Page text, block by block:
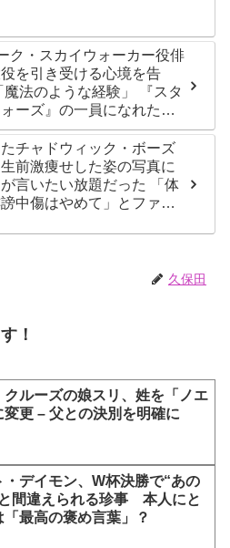
ク・スカイウォーカー役俳
を引き受ける心境を告
魔法のような経験」 『スタ
ーズ』の一員になれたこ
こび爆発
チャドウィック・ボーズ
前激痩せした姿の写真に
言いたい放題だった 「体
中傷はやめて」とファン
久保田
！
クルーズの娘スリ、姓を「ノエ
変更 – 父との決別を明確に
・デイモン、W杯決勝で“あの
間違えられる珍事 本人にと
「最高の褒め言葉」？